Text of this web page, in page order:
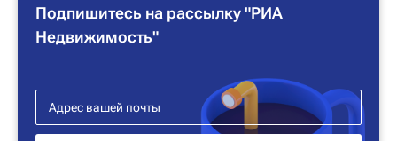
Подпишитесь на рассылку "РИА
Недвижимость"